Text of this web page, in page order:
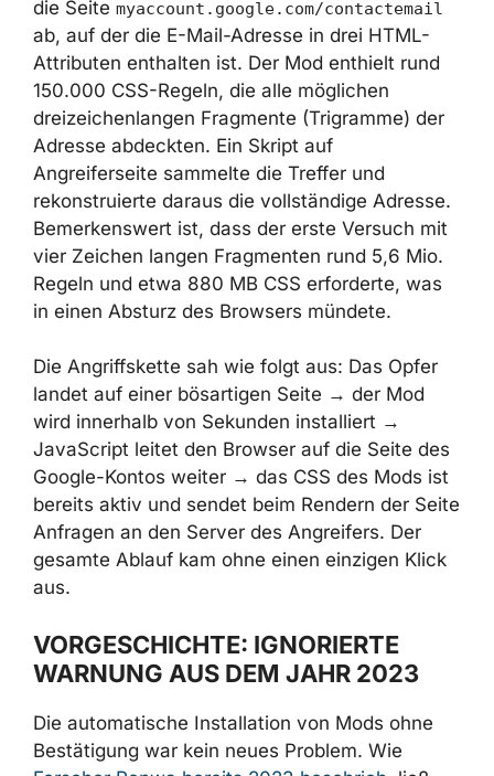
klassischeXS-Leak-Technik (cross-site leak).
Zur Demonstration zielten die Forschenden
auf die Seite
myaccount.google.com/contactemailab, auf
der die E-Mail-Adresse in drei HTML-
Attributen enthalten ist. Der Mod enthielt rund
150.000 CSS-Regeln, die alle möglichen
dreizeichenlangen Fragmente (Trigramme) der
Adresse abdeckten. Ein Skript auf
Angreiferseite sammelte die Treffer und
rekonstruierte daraus die vollständige
Versuch mit vier Zeichen langen Fragmenten
rund 5,6 Mio. Regeln und etwa 880 MB CSS
erforderte, was in einen Absturz des Browsers
mündete.
Die Angriffskette sah wie folgt aus: Das Opfer
landet auf einer bösartigen Seite → der Mod
wird innerhalb von Sekunden installiert →
JavaScript leitet den Browser auf die Seite
Mods ist bereits aktiv und sendet beim
Rendern der Seite Anfragen an den Server
einen einzigen Klick aus.